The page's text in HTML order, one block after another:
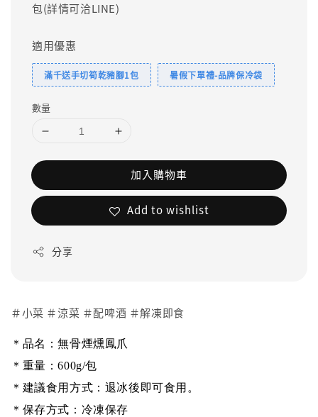
包(詳情可洽LINE)
適用優惠
滿千送手切筍乾豬腳1包 暑假下單禮-品牌保冷袋
數量
加入購物車
Add to wishlist
分享
＃小菜 ＃涼菜 ＃配啤酒 ＃解凍即食
＊品名：無骨煙燻鳳爪
＊重量：600g/包
＊建議食用方式：退冰後即可食用。
＊保存方式：冷凍保存